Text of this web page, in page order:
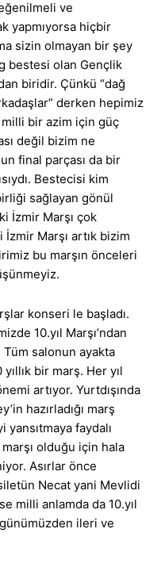
ve
yapmıyorsa hiçbir
sizin olmayan bir şey
bestesi olan Gençlik
biridir. Çünkü “dağ
derken hepimiz
bir azim için güç
değil bizim ne
final parçası da bir
Bestecisi kim
sağlayan gönül
İzmir Marşı çok
Marşı artık bizim
bu marşın önceleri
konseri le başladı.
10.yıl Marşı’ndan
Tüm salonun ayakta
bir marş. Her yıl
artıyor. Yurtdışında
hazırladığı marş
faydalı
olduğu için hala
Asırlar önce
Necat yani Mevlidi
milli anlamda da 10.yıl
ileri ve